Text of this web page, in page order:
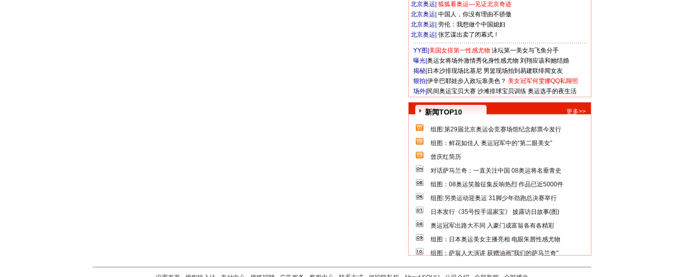
北京奥运 狐狐看奥运—见证北京奇迹
北京奥运 中国人，你没有理由不骄傲
北京奥运 劳伦：我想做个中国媳妇
北京奥运 张艺谋出卖了闭幕式！
YY图| 美国女排第一性感尤物 泳坛第一美女与飞鱼分手
曝光| 奥运女将场外激情秀化身性感尤物 刘翔应该和她结婚
揭秘| 日本沙排现场比基尼 男篮现场拍到易建联绯闻女友
狠拍| 伊辛巴耶娃步入政坛靠美色？ 美女冠军何雯娜QQ私聊照
场外| 民间奥运宝贝大赛 沙滩排球宝贝训练 奥运选手的夜生活
新闻TOP10 更多>>
组图:第29届北京奥运会竞赛场馆纪念邮票今发行
组图：鲜花如佳人 奥运冠军中的“第二眼美女”
曾庆红简历
对话萨马兰奇：一直关注中国 08奥运将名垂青史
组图：08奥运笑脸征集反响热烈 作品已近5000件
组图:另类运动迎奥运 31脚少年劲跑总决赛举行
日本发行《35号投手温家宝》 披露访日故事(图)
奥运冠军出路大不同 入豪门成富翁各有各精彩
组图：日本奥运美女主播亮相 电眼朱唇性感尤物
组图：萨翁人大演讲 获赠油画"我们的萨马兰奇"